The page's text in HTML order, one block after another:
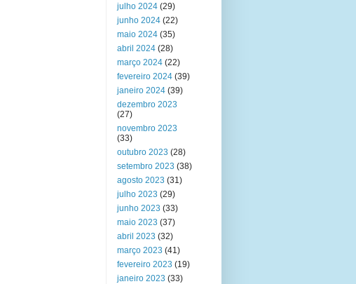
julho 2024 (29)
junho 2024 (22)
maio 2024 (35)
abril 2024 (28)
março 2024 (22)
fevereiro 2024 (39)
janeiro 2024 (39)
dezembro 2023
(27)
novembro 2023
(33)
outubro 2023 (28)
setembro 2023 (38)
agosto 2023 (31)
julho 2023 (29)
junho 2023 (33)
maio 2023 (37)
abril 2023 (32)
março 2023 (41)
fevereiro 2023 (19)
janeiro 2023 (33)